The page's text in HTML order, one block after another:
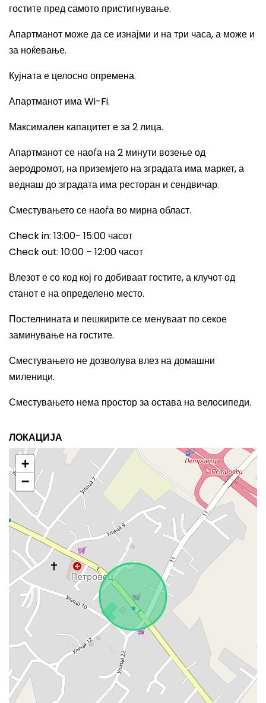
гостите пред самото пристигнување.
Апартманот може да се изнајми и на три часа, а може и
за ноќевање.
Кујната е целосно опремена.
Апартманот имаWi-Fi.
Максимален капацитет е за 2 лица.
Апартманот се наоѓа на 2 минути возење од
аеродромот, на приземјето на зградата има маркет, а
веднаш до зградата има ресторан и сендвичар.
Сместувањето се наоѓа во мирна област.
Check in: 13:00- 15:00 часот
Check out: 10:00 – 12:00 часот
Влезот е со код кој го добиваат гостите, а клучот од
станот е на определено место.
Постелнината и пешкирите се менуваат по секое
заминување на гостите.
Сместувањето не дозволува влез на домашни
миленици.
Сместувањето нема простор за остава на велосипеди.
ЛОКАЦИЈА
+
−